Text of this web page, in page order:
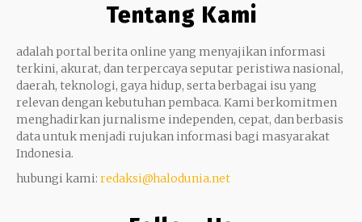
Tentang Kami
adalah portal berita online yang menyajikan informasi
terkini, akurat, dan terpercaya seputar peristiwa nasional,
daerah, teknologi, gaya hidup, serta berbagai isu yang
relevan dengan kebutuhan pembaca. Kami berkomitmen
menghadirkan jurnalisme independen, cepat, dan berbasis
data untuk menjadi rujukan informasi bagi masyarakat
Indonesia.
hubungi kami: redaksi@halodunia.net